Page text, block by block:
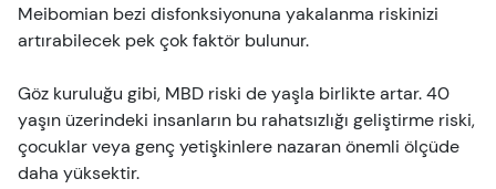
Meibomian bezi disfonksiyonuna yakalanma riskinizi
artırabilecek pek çok faktör bulunur.
Göz kuruluğu gibi, MBD riski de yaşla birlikte artar. 40
yaşın üzerindeki insanların bu rahatsızlığı geliştirme riski,
çocuklar veya genç yetişkinlere nazaran önemli ölçüde
daha yüksektir.